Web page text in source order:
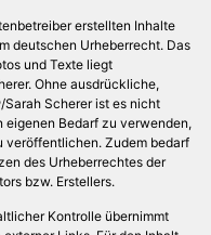
erstellten Inhalte
deutschen Urheberrecht. Das
und Texte liegt
Ohne ausdrückliche,
Scherer ist es nicht
Bedarf zu verwenden,
veröffentlichen. Zudem bedarf
des Urheberrechtes der
bzw. Erstellers.
Kontrolle übernimmt